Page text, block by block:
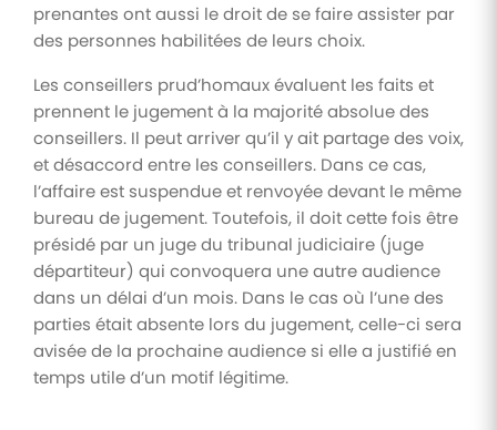
prenantes ont aussi le droit de se faire assister par
des personnes habilitées de leurs choix.
Les conseillers prud’homaux évaluent les faits et
prennent le jugement à la majorité absolue des
conseillers. Il peut arriver qu’il y ait partage des voix,
et désaccord entre les conseillers. Dans ce cas,
l’affaire est suspendue et renvoyée devant le même
bureau de jugement. Toutefois, il doit cette fois être
présidé par un juge du tribunal judiciaire (juge
départiteur) qui convoquera une autre audience
dans un délai d’un mois. Dans le cas où l’une des
parties était absente lors du jugement, celle-ci sera
avisée de la prochaine audience si elle a justifié en
temps utile d’un motif légitime.